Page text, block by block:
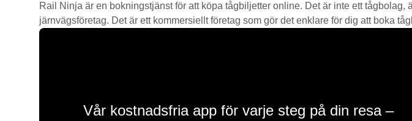
Rail Ninja är en bokningstjänst för att köpa tågbiljetter online. Det är inte ett
järnvägsföretag. Det är ett kommersiellt företag som gör det enklare för dig att boka
Vår kostnadsfria app för varje steg på din resa –